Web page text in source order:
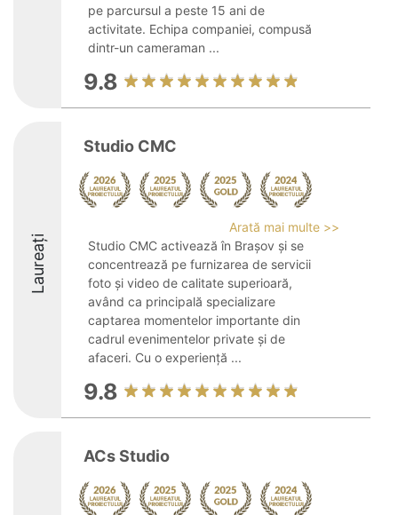
pe parcursul a peste 15 ani de
activitate. Echipa companiei, compusă
dintr-un cameraman ...
9.8
Laureați
Studio CMC
Arată mai multe >>
Studio CMC activează în Brașov și se
concentrează pe furnizarea de servicii
foto și video de calitate superioară,
având ca principală specializare
captarea momentelor importante din
cadrul evenimentelor private și de
afaceri. Cu o experiență ...
9.8
ACs Studio